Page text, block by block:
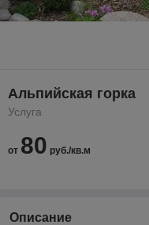
Альпийская горка
Услуга
от 80 руб./кв.м
Описание